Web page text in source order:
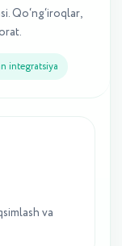
Qo‘ng‘iroqlar,
integratsiya
va